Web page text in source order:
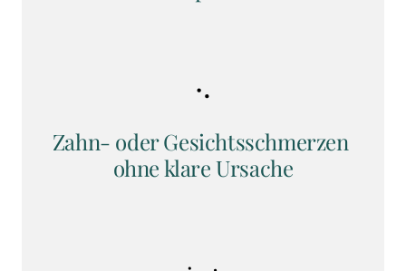
Zahn- oder Gesichtsschmerzen
ohne klare Ursache